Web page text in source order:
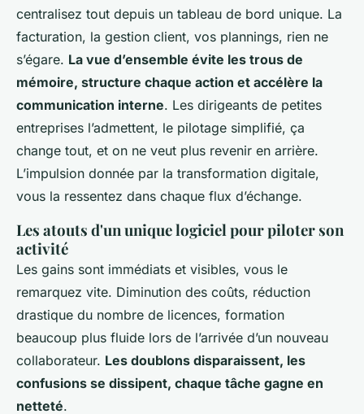
centralisez tout depuis un tableau de bord unique. La
facturation, la gestion client, vos plannings, rien ne
s’égare. La vue d’ensemble évite les trous de
mémoire, structure chaque action et accélère la
communication interne. Les dirigeants de petites
entreprises l’admettent, le pilotage simplifié, ça
change tout, et on ne veut plus revenir en arrière.
L’impulsion donnée par la transformation digitale,
vous la ressentez dans chaque flux d’échange.
Les atouts d'un unique logiciel pour piloter son
activité
Les gains sont immédiats et visibles, vous le
remarquez vite. Diminution des coûts, réduction
drastique du nombre de licences, formation
beaucoup plus fluide lors de l’arrivée d’un nouveau
collaborateur. Les doublons disparaissent, les
confusions se dissipent, chaque tâche gagne en
netteté.